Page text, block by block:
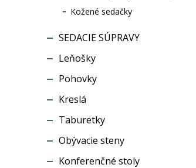
Kožené sedačky
SEDACIE SÚPRAVY
Leňošky
Pohovky
Kreslá
Taburetky
Obývacie steny
Konferenčné stoly